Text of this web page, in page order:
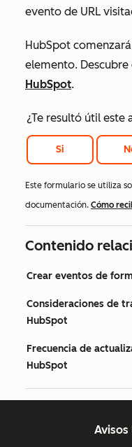
evento de URL
HubSpot
elemento.
HubSpot.
¿Te resultó útil este
Si
Este formulario se utiliza
documentación. Cómo
Contenido
Crear eventos de
Consideraciones de
HubSpot
Frecuencia de
HubSpot
Avisos